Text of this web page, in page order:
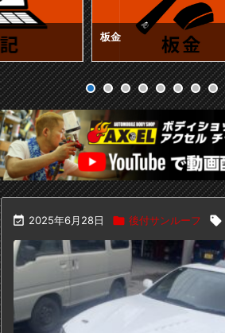
板金
 2025年6月28日  後付サンルーフ 